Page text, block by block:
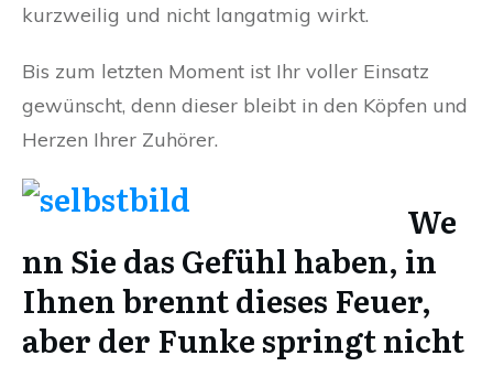
kurzweilig und nicht langatmig wirkt.
Bis zum letzten Moment ist Ihr voller Einsatz
gewünscht, denn dieser bleibt in den Köpfen und
Herzen Ihrer Zuhörer.
We
nn Sie das Gefühl haben, in
Ihnen brennt dieses Feuer,
aber der Funke springt nicht